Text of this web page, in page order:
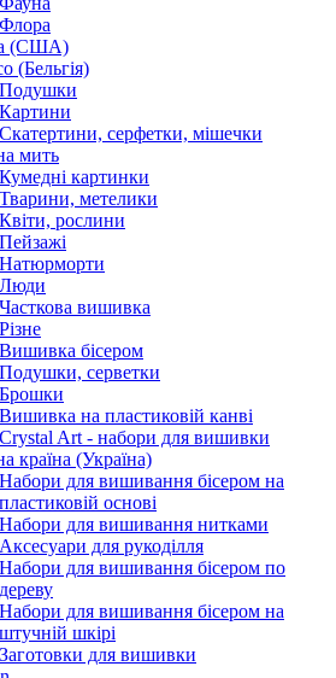
Флора
(США)
(Бельгія)
Подушки
Картини
Скатертини, серфетки, мішечки
мить
Кумедні картинки
Тварини, метелики
Квіти, рослини
Пейзажі
Натюрморти
Люди
Часткова вишивка
Різне
Вишивка бісером
Подушки, серветки
Брошки
Вишивка на пластиковій канві
Crystal Art - набори для вишивки
країна (Україна)
Набори для вишивання бісером на
пластиковій основі
Набори для вишивання нитками
Аксесуари для рукоділля
Набори для вишивання бісером по
дереву
Набори для вишивання бісером на
штучній шкірі
Заготовки для вишивки